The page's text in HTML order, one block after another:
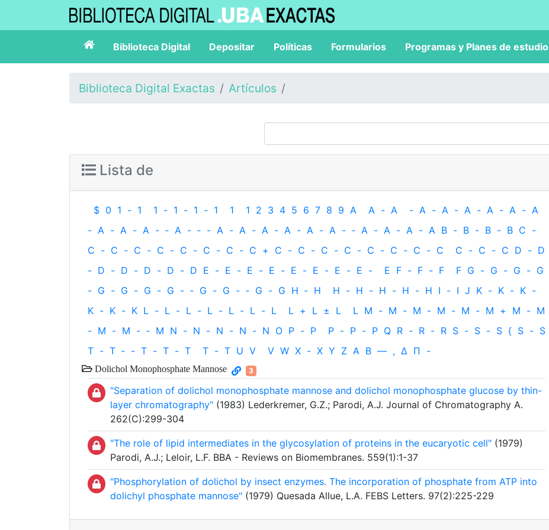
Biblioteca Digital Depositar Políticas Formularios Programas y Planes de estudio
Biblioteca Digital Exactas Artículos
Lista de
$ 0 1 - 1 1 - 1 - 1 - 1 1 1 2 3 4 5 6 7 8 9 A A - A - A - A - A - A - A - A
- A - A - A - ‐ A - ‐ - A - A - A - A - A - A - ‐ A - A - A - A B - B - B - B C -
C - C - C - C - C - C - C - C + C - C - C - C - C - C - C - C C - C - C D - D
- D - D - D - D - D E - E - E - E - E - E - E - E - E F - F - F F G - G - G - G
- G - G - G - G - ‐ G - G - ‐ G - G H ‐ H H - H - H - H - H I - I J K - K - K -
K - K - K L - L - L - L - L - L - L L + L ± L L M - M - M - M - M - M + M - M
- M - M - ‐ M N - N - N - N - N O P - P P - P - P Q R - R - R S - S - S { S - S
T - T ‐ - T - T - T T - T U V V W X - X Y Z Α Β — , Δ Π -
Dolichol Monophosphate Mannose 3
"Separation of dolichol monophosphate mannose and dolichol monophosphate glucose by thin-
layer chromatography" (1983) Lederkremer, G.Z.; Parodi, A.J. Journal of Chromatography A.
262(C):299-304
"The role of lipid intermediates in the glycosylation of proteins in the eucaryotic cell" (1979)
Parodi, A.J.; Leloir, L.F. BBA - Reviews on Biomembranes. 559(1):1-37
"Phosphorylation of dolichol by insect enzymes. The incorporation of phosphate from ATP into
dolichyl phosphate mannose" (1979) Quesada Allue, L.A. FEBS Letters. 97(2):225-229